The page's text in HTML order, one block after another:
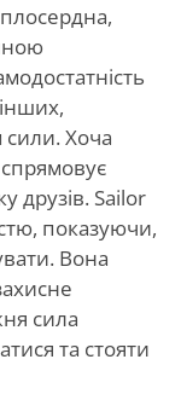
Хоча
друзів. Sailor
показуючи,
Вона
сила
та стояти